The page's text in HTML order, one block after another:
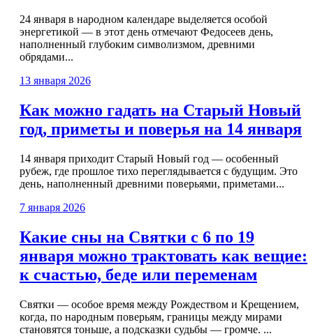
24 января в народном календаре выделяется особой
энергетикой — в этот день отмечают Федосеев день,
наполненный глубоким символизмом, древними
обрядами...
13 января 2026
Как можно гадать на Старый Новый
год, приметы и поверья на 14 января
14 января приходит Старый Новый год — особенный
рубеж, где прошлое тихо переглядывается с будущим. Это
день, наполненный древними поверьями, приметами...
7 января 2026
Какие сны на Святки с 6 по 19
января можно трактовать как вещие:
к счастью, беде или переменам
Святки — особое время между Рождеством и Крещением,
когда, по народным поверьям, границы между мирами
становятся тоньше, а подсказки судьбы — громче. ...